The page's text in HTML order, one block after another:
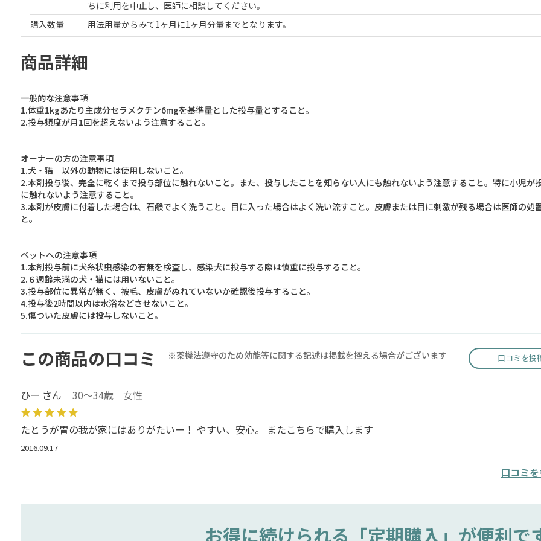
ちに利用を中止し、医師に相談してください。
購入数量
用法用量からみて1ヶ月に1ヶ月分量までとなります。
商品詳細
一般的な注意事項
1.体重1kgあたり主成分セラメクチン6mgを基準量とした投与量とすること。
2.投与頻度が月1回を超えないよう注意すること。
オーナーの方の注意事項
1.犬・猫 以外の動物には使用しないこと。
2.本剤投与後、完全に乾くまで投与部位に触れないこと。また、投与したことを知らない人にも触れないよう注意すること。特に小児が
に触れないよう注意すること。
3.本剤が皮膚に付着した場合は、石鹸でよく洗うこと。目に入った場合はよく洗い流すこと。皮膚または目に刺激が残る場合は医師の処
と。
ペットへの注意事項
1.本剤投与前に犬糸状虫感染の有無を検査し、感染犬に投与する際は慎重に投与すること。
2.６週齢未満の犬・猫には用いないこと。
3.投与部位に異常が無く、被毛、皮膚がぬれていないか確認後投与すること。
4.投与後2時間以内は水浴などさせないこと。
5.傷ついた皮膚には投与しないこと。
この商品の口コミ ※薬機法遵守のため効能等に関する記述は掲載を控える場合がございます 口コミを投
ひー さん 30～34歳 女性
たとうが胃の我が家にはありがたいー！ やすい、安心。 またこちらで購入します
2016.09.17
口コミ
お得に続けられる 「定期購入」が便利で